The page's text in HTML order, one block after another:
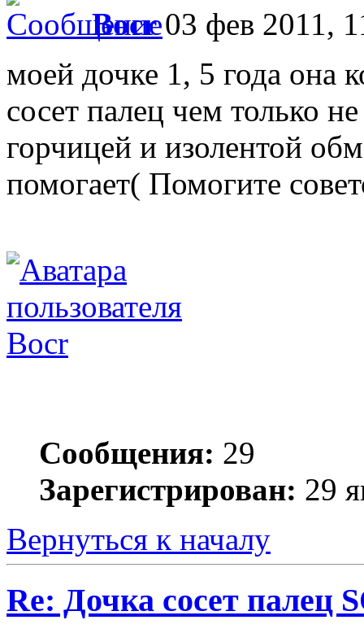
Bocr03 фев 2011,
моей дочке 1, 5 года она
сосет палец чем только
горчицей и изолентой
помогает( Помогите
Bocr
Сообщения: 29
Зарегистрирован: 29
Вернуться к началу
Re: Дочка сосет палец